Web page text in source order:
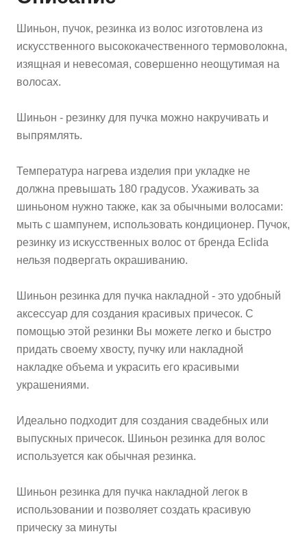
Шиньон, пучок, резинка из волос изготовлена из
искусственного высококачественного термоволокна,
изящная и невесомая, совершенно неощутимая на
волосах.
Шиньон - резинку для пучка можно накручивать и
выпрямлять.
Температура нагрева изделия при укладке не
должна превышать 180 градусов. Ухаживать за
шиньоном нужно также, как за обычными волосами:
мыть с шампунем, использовать кондиционер. Пучок,
резинку из искусственных волос от бренда Eclida
нельзя подвергать окрашиванию.
Шиньон резинка для пучка накладной - это удобный
аксессуар для создания красивых причесок. С
помощью этой резинки Вы можете легко и быстро
придать своему хвосту, пучку или накладной
накладке объема и украсить его красивыми
украшениями.
Идеально подходит для создания свадебных или
выпускных причесок. Шиньон резинка для волос
используется как обычная резинка.
Шиньон резинка для пучка накладной легок в
использовании и позволяет создать красивую
прическу за минуты